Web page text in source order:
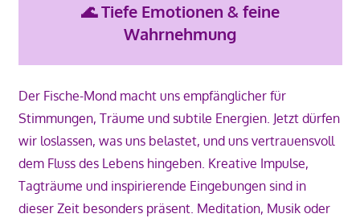
🌊Tiefe Emotionen & feine
Wahrnehmung
Der Fische-Mond macht uns empfänglicher für
Stimmungen, Träume und subtile Energien. Jetzt dürfen
wir loslassen, was uns belastet, und uns vertrauensvoll
dem Fluss des Lebens hingeben. Kreative Impulse,
Tagträume und inspirierende Eingebungen sind in
dieser Zeit besonders präsent. Meditation, Musik oder